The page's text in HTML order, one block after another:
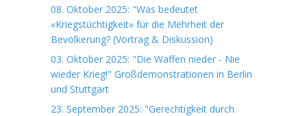
08. Oktober 2025: "Was bedeutet
«Kriegstüchtigkeit» für die Mehrheit der
Bevölkerung? (Vortrag & Diskussion)
03. Oktober 2025: "Die Waffen nieder - Nie
wieder Krieg!" Großdemonstrationen in Berlin
und Stuttgart
23. September 2025: "Gerechtigkeit durch